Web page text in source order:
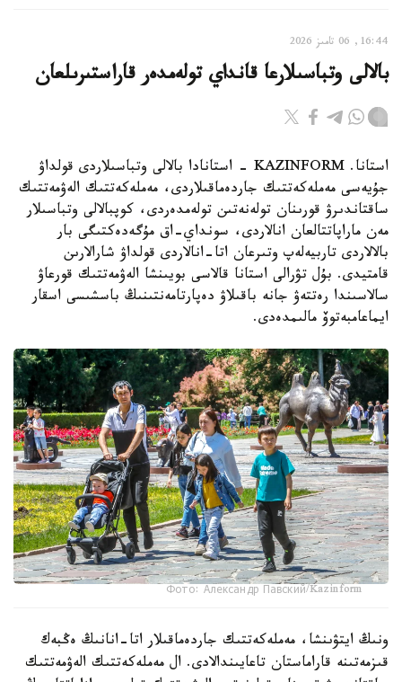
16:44, 06 تامىز 2026
بالالى وتباسىلارعا قانداي تولەمدەر قاراستىرىلعان
استانا. KAZINFORM - استانادا بالالى وتباسىلاردى قولداۋ
جۇيەسى مەملەكەتتىك جاردەماقىلاردى، مەملەكەتتىك الەۋمەتتىك
ساقتاندىرۋ قورىنان تولەنەتىن تولەمدەردى، كوپبالالى وتباسىلار
مەن ماراپاتتالعان انالاردى، سونداي-اق مۇگەدەكتىگى بار
بالالاردى تاربيەلەپ وتىرعان اتا-انالاردى قولداۋ شارالارىن
قامتيدى. بۇل تۋرالى استانا قالاسى بويىنشا الەۋمەتتىك قورعاۋ
سالاسىندا رەتتەۋ جانە باقىلاۋ دەپارتامەنتىنىڭ باسشىسى اسقار
ايماعامبەتوۆ مالىمدەدى.
Фото: Александр Павский/Kazinform
ونىڭ ايتۋىنشا، مەملەكەتتىك جاردەماقىلار اتا-انانىڭ ەڭبەك
قىزمەتىنە قاراماستان تاعايىندالادى. ال مەملەكەتتىك الەۋمەتتىك